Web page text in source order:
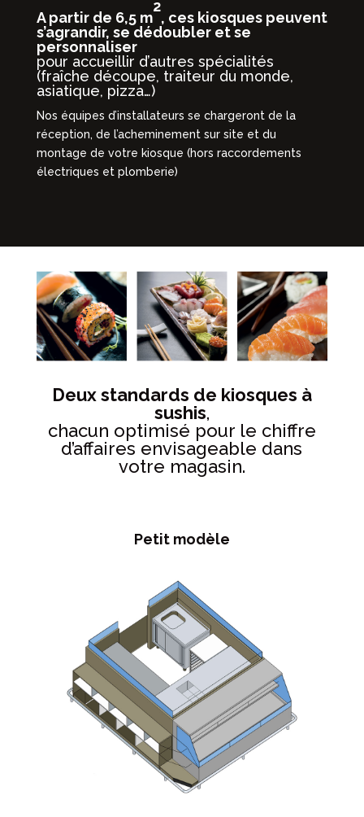
A partir de 6,5 m
2
, ces kiosques peuvent
s’agrandir, se dédoubler et se
personnaliser
pour accueillir d’autres spécialités
(fraîche découpe, traiteur du monde,
asiatique, pizza…)
Nos équipes d’installateurs se chargeront de la
réception, de l’acheminement sur site et du
montage de votre kiosque (hors raccordements
électriques et plomberie)
Deux standards de kiosques à
sushis,
chacun optimisé pour le chiffre
d’affaires envisageable dans
votre magasin.
Petit modèle